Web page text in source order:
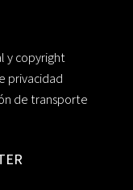
y copyright
privacidad
de transporte